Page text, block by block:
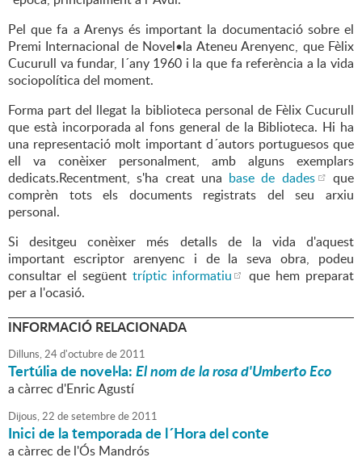
Pel que fa a Arenys és important la documentació sobre el
Premi Internacional de Novel•la Ateneu Arenyenc, que Fèlix
Cucurull va fundar, l´any 1960 i la que fa referència a la vida
sociopolítica del moment.
Forma part del llegat la biblioteca personal de Fèlix Cucurull
que està incorporada al fons general de la Biblioteca. Hi ha
una representació molt important d´autors portuguesos que
ell va conèixer personalment, amb alguns exemplars
dedicats.Recentment, s'ha creat una base de dades
que
comprèn tots els documents registrats del seu arxiu
personal.
Si desitgeu conèixer més detalls de la vida d'aquest
important escriptor arenyenc i de la seva obra, podeu
consultar el següent tríptic informatiu
que hem preparat
per a l'ocasió.
INFORMACIÓ RELACIONADA
Dilluns,24d'octubrede2011
Tertúlia de novel·la:El nom de la rosad'Umberto Eco
a càrrec d'Enric Agustí
Dijous,22 desetembrede2011
Inici de la temporada de l´Hora del conte
a càrrec de l'Ós Mandrós